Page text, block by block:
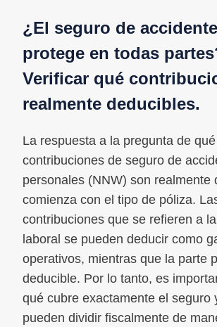
¿El seguro de
protege en todas
Verificar qué
realmente deducibles.
La respuesta a la pregunta de qué
contribuciones de seguro de
personales (NNW) son realmente
comienza con el tipo de póliza.
contribuciones que se refieren a
laboral se pueden deducir como
operativos, mientras que la parte
deducible. Por lo tanto, es
qué cubre exactamente el seguro
pueden dividir fiscalmente de